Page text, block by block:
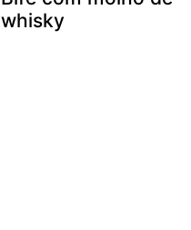
whisky